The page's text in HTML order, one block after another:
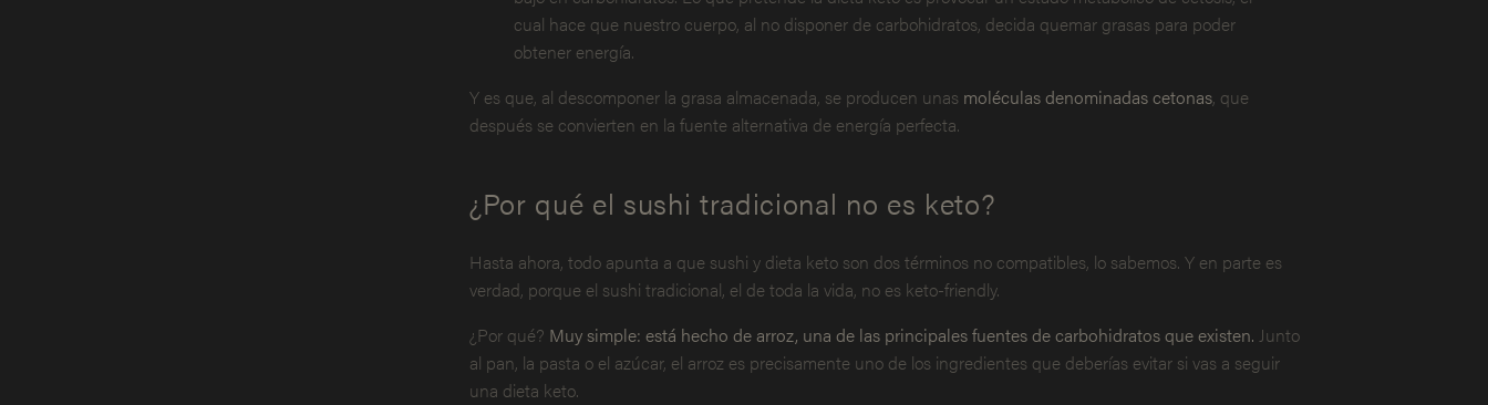
cual hace que nuestro cuerpo, al no disponer de carbohidratos, decida quemar grasas para poder
obtener energía.
Y es que, al descomponer la grasa almacenada, se producen unas moléculas denominadas cetonas, que
después se convierten en la fuente alternativa de energía perfecta.
¿Por qué el sushi tradicional no es keto?
Hasta ahora, todo apunta a que sushi y dieta keto son dos términos no compatibles, lo sabemos. Y en parte es
verdad, porque el sushi tradicional, el de toda la vida, no es keto-friendly.
¿Por qué? Muy simple: está hecho de arroz, una de las principales fuentes de carbohidratos que existen. Junto
al pan, la pasta o el azúcar, el arroz es precisamente uno de los ingredientes que deberías evitar si vas a seguir
una dieta keto.